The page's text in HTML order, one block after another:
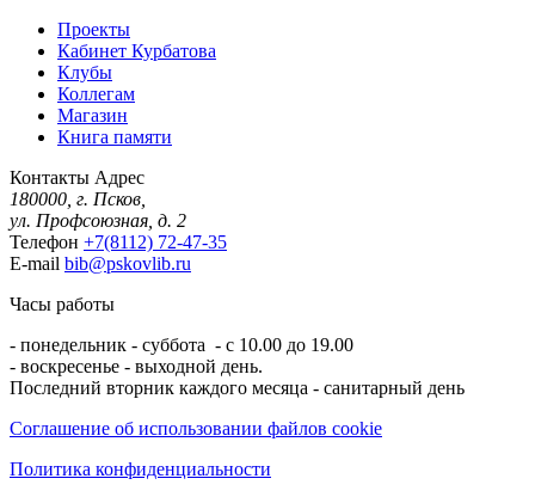
Проекты
Кабинет Курбатова
Клубы
Коллегам
Магазин
Книга памяти
Контакты Адрес
180000, г. Псков,
ул. Профсоюзная, д. 2
Телефон +7(8112) 72-47-35
E-mail bib@pskovlib.ru
Часы работы
- понедельник - суббота - с 10.00 до 19.00
- воскресенье - выходной день.
Последний вторник каждого месяца - санитарный день
Соглашение об использовании файлов cookie
Политика конфиденциальности